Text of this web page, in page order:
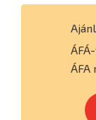
ÁFA